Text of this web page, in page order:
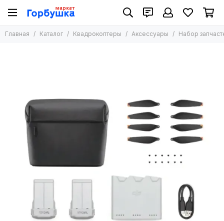
Квадрокоптеры
Дроны FPV
Аксессуары
Дроны для начинающих
Мини-дроны
Дроны с камерой 4K
Дроны с RTH
Главная Каталог Квадрокоптеры Аксессуары Набор